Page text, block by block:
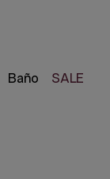
Baño SALE